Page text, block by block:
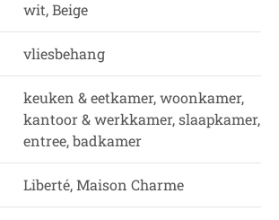
wit, Beige
vliesbehang
keuken & eetkamer, woonkamer,
kantoor & werkkamer, slaapkamer,
entree, badkamer
Liberté, Maison Charme